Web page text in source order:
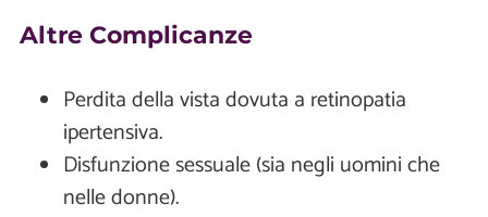
Altre Complicanze
Perdita della vista dovuta a retinopatia
ipertensiva.
Disfunzione sessuale (sia negli uomini che
nelle donne).